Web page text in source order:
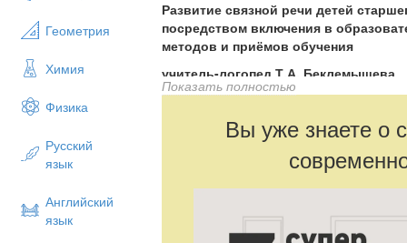
Геометрия
Химия
Физика
Русский
язык
Английский
язык
Развитие связной речи детей
посредством включения в
методов и приёмов обучения
учитель-логопед Т.А. Беклемышева
Муниципальное бюджетное
«Рождественская средняя
«Учите ребенка каким-нибудь
Показать полностью
Вы уже знаете о